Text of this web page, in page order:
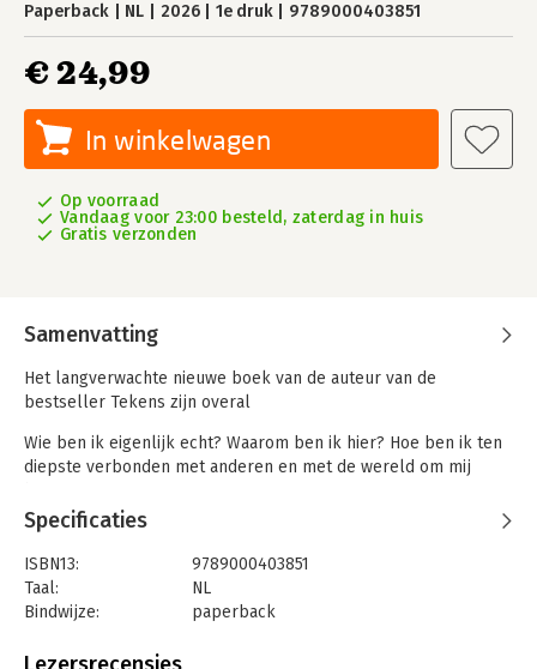
Paperback NL 2026 1e druk 9789000403851
€ 24,99
In winkelwagen
Op voorraad
Vandaag voor 23:00 besteld, zaterdag in huis
Gratis verzonden
Samenvatting
Het langverwachte nieuwe boek van de auteur van de
bestseller Tekens zijn overal
Wie ben ik eigenlijk echt? Waarom ben ik hier? Hoe ben ik ten
diepste verbonden met anderen en met de wereld om mij
Volgens Laura Lynne Jackson, beroemd medium en auteur van
de bestseller Tekens zijn overal, is het beantwoorden van
deze vragen de sleutel tot een verlicht leven.
Ze is ervan overtuigd dat haar paranormale gaven niet uniek
Specificaties
ISBN13:
9789000403851
Taal:
NL
Bindwijze:
paperback
Uitgever: